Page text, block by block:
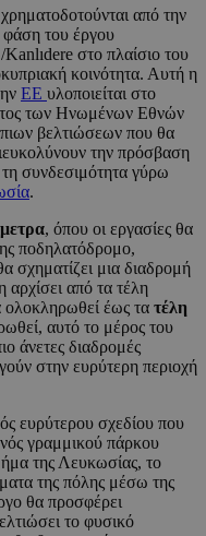
από την
του έργου
στο πλαίσιο του
κοινότητα. Αυτή η
ΕΕ υλοποιείται στο
των Ηνωμένων Εθνών
βελτιώσεων που θα
την πρόσβαση
συνδεσιμότητα γύρω
.
, όπου οι εργασίες θα
ποδηλατόδρομο,
σχηματίζει μια διαδρομή
από τα τέλη
ολοκληρωθεί έως τα τέλη
αυτό το μέρος του
άνετες διαδρομές
στην ευρύτερη περιοχή
ευρύτερου σχεδίου που
γραμμικού πάρκου
της Λευκωσίας, το
της πόλης μέσω της
θα προσφέρει
το φυσικό